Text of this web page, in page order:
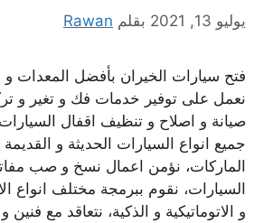
يوليو 13, 2021 بقلم Rawan
فتح سيارات الخيران بأفضل المعدات
نعمل على توفير خدمات فك و تغير و
صيانة و اصلاح و تنظيف اقفال
جميع انواع السيارات الحديثة و
الماركات، نؤمن اعمال نسخ و صب
السيارات، نقوم ببرمجة مختلف انواع
و الاتوماتيكية و الذكية، نتعاقد مع